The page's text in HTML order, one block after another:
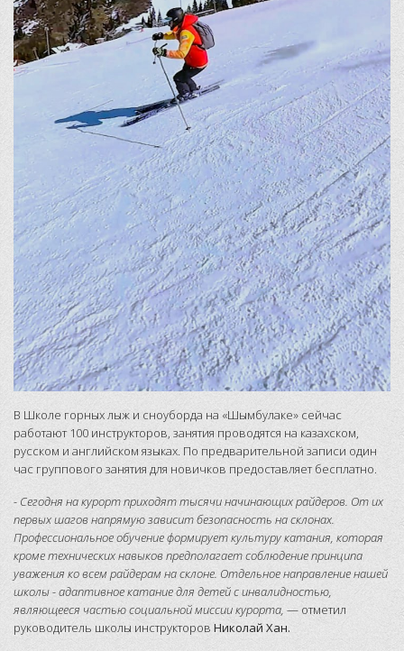
В Школе горных лыж и сноуборда на «Шымбулаке» сейчас
работают 100 инструкторов, занятия проводятся на казахском,
русском и английском языках. По предварительной записи один
час группового занятия для новичков предоставляет бесплатно.
- Сегодня на курорт приходят тысячи начинающих райдеров. От их
первых шагов напрямую зависит безопасность на склонах.
Профессиональное обучение формирует культуру катания, которая
кроме технических навыков предполагает соблюдение принципа
уважения ко всем райдерам на склоне. Отдельное направление нашей
школы - адаптивное катание для детей с инвалидностью,
являющееся частью социальной миссии курорта, — отметил
руководитель школы инструкторов Николай Хан.